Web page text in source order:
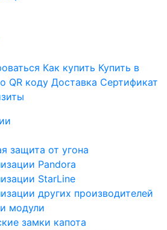
Как купить Купить в
QR коду Доставка Сертификат
защита от угона
Pandora
StarLine
других производителей
модули
замки капота